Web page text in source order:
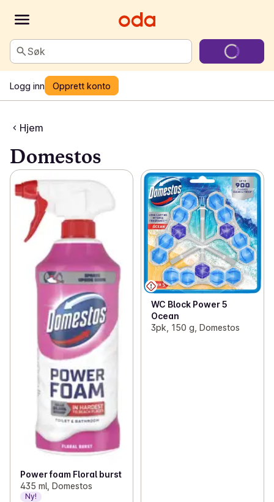
Søk
Logg inn Opprett konto
Hjem
Domestos
Power foam Floral burst
435 ml, Domestos
Ny!
WC Block Power 5
Ocean
3pk, 150 g, Domestos